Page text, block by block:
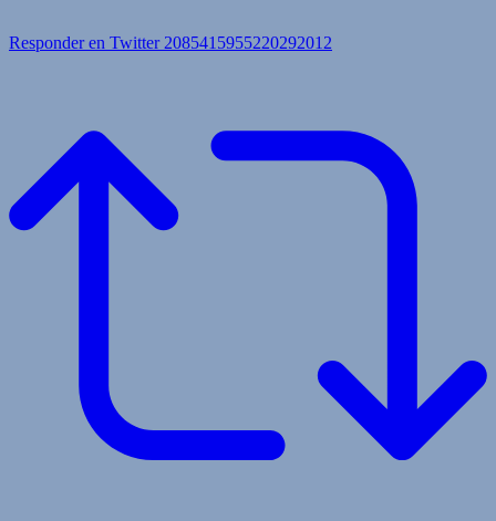
Responder en Twitter 2085415955220292012